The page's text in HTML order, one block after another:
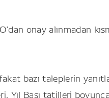
onay alınmadan
bazı taleplerin
Yıl Başı tatilleri